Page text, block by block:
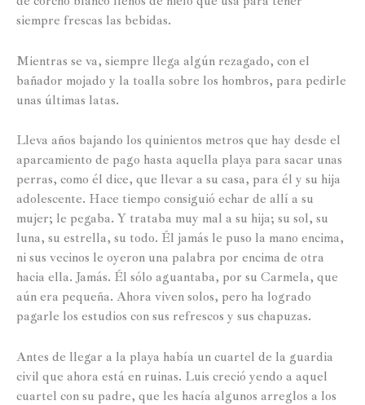
siempre frescas las bebidas.
Mientras se va, siempre llega algún rezagado, con el
bañador mojado y la toalla sobre los hombros, para pedirle
unas últimas latas.
Lleva años bajando los quinientos metros que hay desde el
aparcamiento de pago hasta aquella playa para sacar unas
perras, como él dice, que llevar a su casa, para él y su hija
adolescente. Hace tiempo consiguió echar de allí a su
mujer; le pegaba. Y trataba muy mal a su hija; su sol, su
luna, su estrella, su todo. Él jamás le puso la mano encima,
ni sus vecinos le oyeron una palabra por encima de otra
hacia ella. Jamás. Él sólo aguantaba, por su Carmela, que
aún era pequeña. Ahora viven solos, pero ha logrado
pagarle los estudios con sus refrescos y sus chapuzas.
Antes de llegar a la playa había un cuartel de la guardia
civil que ahora está en ruinas. Luis creció yendo a aquel
cuartel con su padre, que les hacía algunos arreglos a los